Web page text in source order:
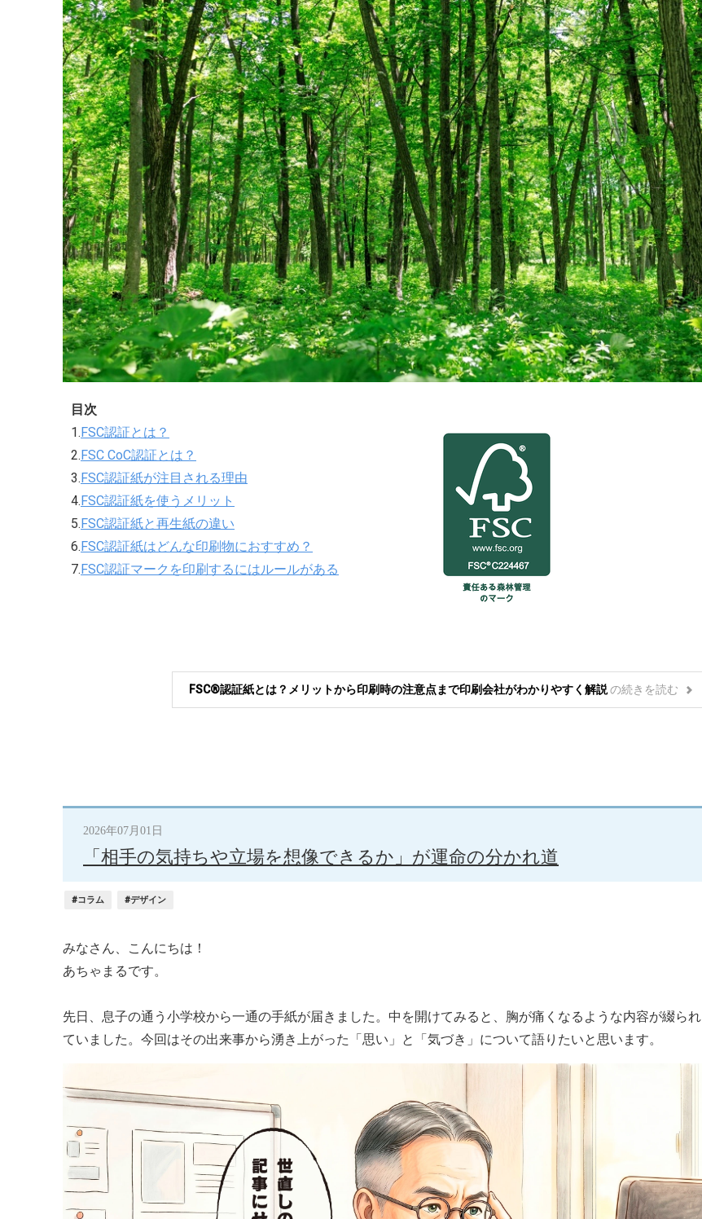
目次
1.FSC認証とは？
2.FSC CoC認証とは？
3.FSC認証紙が注目される理由
4.FSC認証紙を使うメリット
5.FSC認証紙と再生紙の違い
6.FSC認証紙はどんな印刷物におすすめ？
7.FSC認証マークを印刷するにはルールがある
FSC®認証紙とは？メリットから印刷時の注意点まで印刷会社がわかりやすく解説の続きを読む
2026年07月01日
「相手の気持ちや立場を想像できるか」が運命の分かれ道
#コラム #デザイン
みなさん、こんにちは！
あちゃまるです。
先日、息子の通う小学校から一通の手紙が届きました。中を開けてみると、胸が痛くなるような内容が綴られ
ていました。今回はその出来事から湧き上がった「思い」と「気づき」について語りたいと思います。